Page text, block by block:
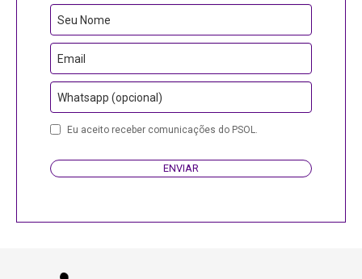
Seu Nome
Email
Whatsapp (opcional)
Company
Eu aceito receber comunicações do PSOL.
ENVIAR